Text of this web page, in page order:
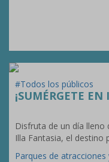
#Todos los públicos
¡SUMÉRGETE
Disfruta de un día
Illa Fantasia, el destino
Parques de atracciones